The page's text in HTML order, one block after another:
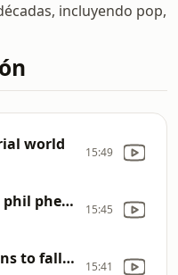
incluyendo pop,
world 15:49
dancing tight ( inv. phil phearon ) 15:45
when the rain begins to fall ( 1985 inv. pia zadora ) 15:41